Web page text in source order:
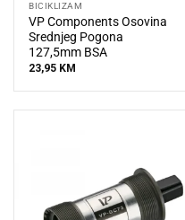
BICIKLIZAM
VP Components Osovina
Srednjeg Pogona
127,5mm BSA
23,95 KM